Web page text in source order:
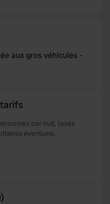
aux gros véhicules -
par nuit, taxes
éventuels.